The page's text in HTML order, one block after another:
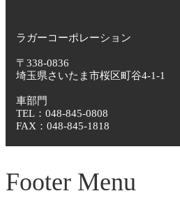
ラガーコーポレーション
〒338-0836
埼玉県さいたま市桜区町谷4-1-1
車部門
TEL：048-845-0808
FAX：048-845-1818
Footer Menu